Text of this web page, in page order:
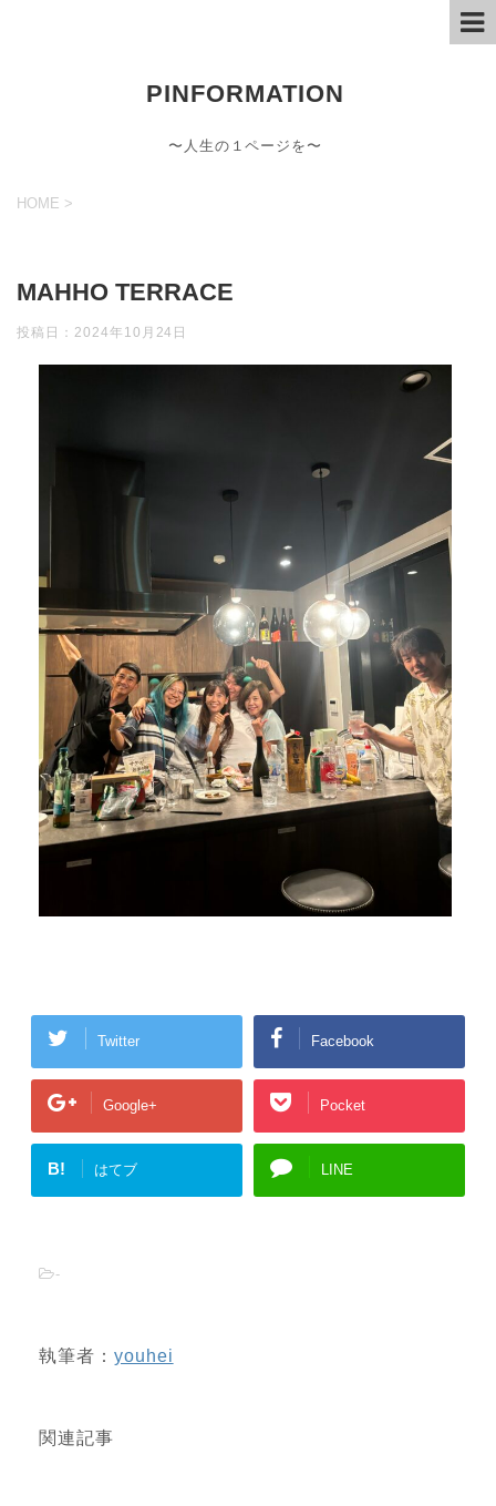
PINFORMATION
〜人生の１ページを〜
HOME >
MAHHO TERRACE
投稿日： 2024年10月24日
Twitter Facebook
Google+ Pocket
B! はてブ LINE
-
執筆者： youhei
関連記事